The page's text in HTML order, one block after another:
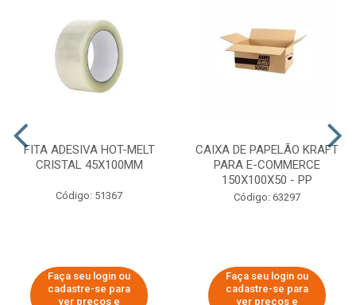
FITA ADESIVA HOT-MELT
CRISTAL 45X100MM
Código: 51367
Faça seu login ou
cadastre-se para
ver preços e
CAIXA DE PAPELÃO KRAFT
PARA E-COMMERCE
150X100X50 - PP
Código: 63297
Faça seu login ou
cadastre-se para
ver preços e